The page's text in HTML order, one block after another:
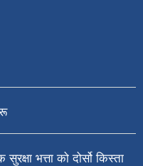
भत्ता को दोर्सो किस्ता